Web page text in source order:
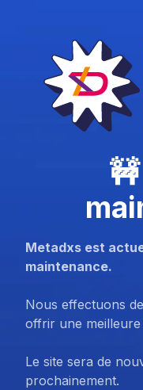
Metadxs est
maintenance.
Nous effectuons
offrir une meilleure
Le site sera de
prochainement.